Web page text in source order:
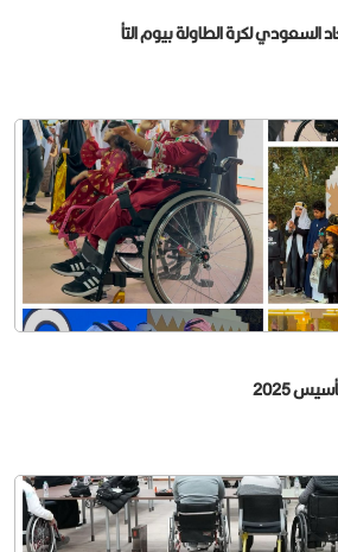
السعودي لكرة الطاولة بيوم التأ
2025